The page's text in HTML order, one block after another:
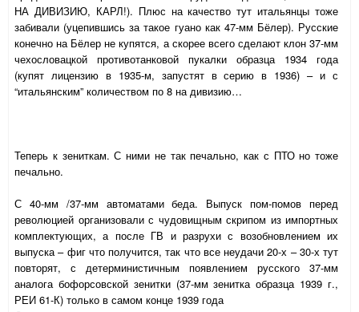
НА ДИВИЗИЮ, КАРЛ!). Плюс на качество тут итальянцы тоже
забивали (уцепившись за такое гуано как 47-мм Бёлер). Русские
конечно на Бёлер не купятся, а скорее всего сделают клон 37-мм
чехословацкой противотанковой пукалки образца 1934 года
(купят лицензию в 1935-м, запустят в серию в 1936) – и с
“итальянским” количеством по 8 на дивизию…
Теперь к зениткам. С ними не так печально, как с ПТО но тоже
печально.
С 40-мм /37-мм автоматами беда. Выпуск пом-помов перед
революцией организовали с чудовищным скрипом из импортных
комплектующих, а после ГВ и разрухи с возобновлением их
выпуска – фиг что получится, так что все неудачи 20-х – 30-х тут
повторят, с детерминистичным появлением русского 37-мм
аналога бофорсовской зенитки (37-мм зенитка образца 1939 г.,
РЕИ 61-К) только в самом конце 1939 года